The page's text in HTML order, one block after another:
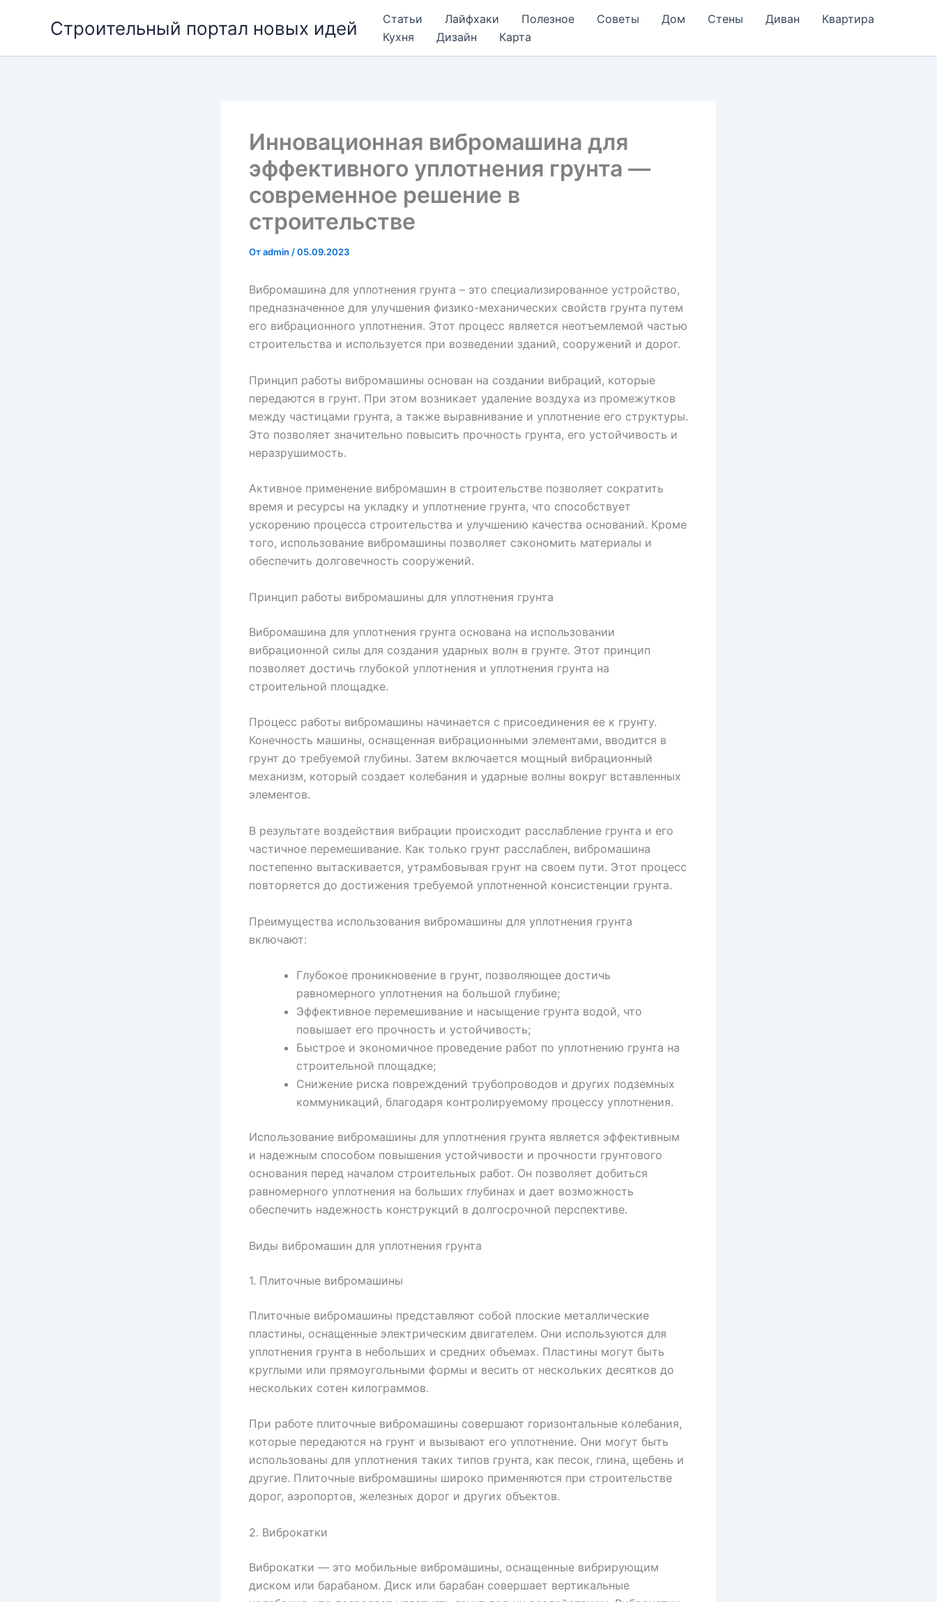
Строительный портал новых идей Статьи Лайфхаки Полезное Советы Дом Стены Диван
Квартира
Кухня
Дизайн Карта
Инновационная вибромашина для
эффективного уплотнения грунта —
современное решение в
строительстве
Отadmin /05.09.2023
Вибромашина для уплотнения грунта – это специализированное устройство,
предназначенное для улучшения физико-механических свойств грунта путем
его вибрационного уплотнения. Этот процесс является неотъемлемой частью
строительства и используется при возведении зданий, сооружений и дорог.
Принцип работы вибромашины основан на создании вибраций, которые
передаются в грунт. При этом возникает удаление воздуха из промежутков
между частицами грунта, а также выравнивание и уплотнение его структуры.
Это позволяет значительно повысить прочность грунта, его устойчивость и
неразрушимость.
Активное применение вибромашин в строительстве позволяет сократить
время и ресурсы на укладку и уплотнение грунта, что способствует
ускорению процесса строительства и улучшению качества оснований. Кроме
того, использование вибромашины позволяет сэкономить материалы и
обеспечить долговечность сооружений.
Принцип работы вибромашины для уплотнения грунта
Вибромашина для уплотнения грунта основана на использовании
вибрационной силы для создания ударных волн в грунте. Этот принцип
позволяет достичь глубокой уплотнения и уплотнения грунта на
строительной площадке.
Процесс работы вибромашины начинается с присоединения ее к грунту.
Конечность машины, оснащенная вибрационными элементами, вводится в
грунт до требуемой глубины. Затем включается мощный вибрационный
механизм, который создает колебания и ударные волны вокруг вставленных
элементов.
В результате воздействия вибрации происходит расслабление грунта и его
частичное перемешивание. Как только грунт расслаблен, вибромашина
постепенно вытаскивается, утрамбовывая грунт на своем пути. Этот процесс
повторяется до достижения требуемой уплотненной консистенции грунта.
Преимущества использования вибромашины для уплотнения грунта
включают:
Глубокое проникновение в грунт, позволяющее достичь
равномерного уплотнения на большой глубине;
Эффективное перемешивание и насыщение грунта водой, что
повышает его прочность и устойчивость;
Быстрое и экономичное проведение работ по уплотнению грунта на
строительной площадке;
Снижение риска повреждений трубопроводов и других подземных
коммуникаций, благодаря контролируемому процессу уплотнения.
Использование вибромашины для уплотнения грунта является эффективным
и надежным способом повышения устойчивости и прочности грунтового
основания перед началом строительных работ. Он позволяет добиться
равномерного уплотнения на больших глубинах и дает возможность
обеспечить надежность конструкций в долгосрочной перспективе.
Виды вибромашин для уплотнения грунта
1. Плиточные вибромашины
Плиточные вибромашины представляют собой плоские металлические
пластины, оснащенные электрическим двигателем. Они используются для
уплотнения грунта в небольших и средних объемах. Пластины могут быть
круглыми или прямоугольными формы и весить от нескольких десятков до
нескольких сотен килограммов.
При работе плиточные вибромашины совершают горизонтальные колебания,
которые передаются на грунт и вызывают его уплотнение. Они могут быть
использованы для уплотнения таких типов грунта, как песок, глина, щебень и
другие. Плиточные вибромашины широко применяются при строительстве
дорог, аэропортов, железных дорог и других объектов.
2. Виброкатки
Виброкатки — это мобильные вибромашины, оснащенные вибрирующим
диском или барабаном. Диск или барабан совершает вертикальные